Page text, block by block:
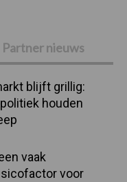
Partner nieuws
blijft grillig:
houden
vaak
voor